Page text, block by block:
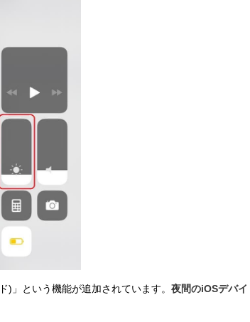
」という機能が追加されています。 夜間のiOSデバイ